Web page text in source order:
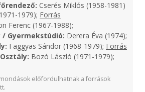
Cserés Miklós (1958-1981)
1979); Forrás
Ferenc (1967-1988);
/ Gyermekstúdió: Derera Éva (1974);
Faggyas Sándor (1968-1979); Forrás
Bozó László (1971-1979);
előfordulhatnak a források